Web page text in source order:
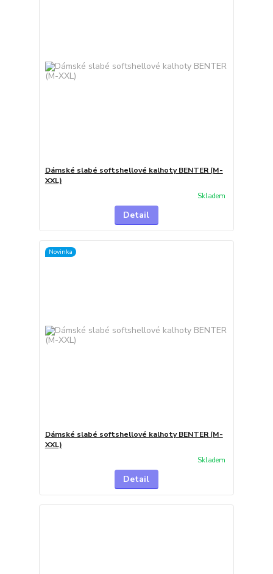
Dámské slabé softshellové kalhoty BENTER (M-
XXL)
Skladem
Detail
Novinka
Dámské slabé softshellové kalhoty BENTER (M-
XXL)
Skladem
Detail